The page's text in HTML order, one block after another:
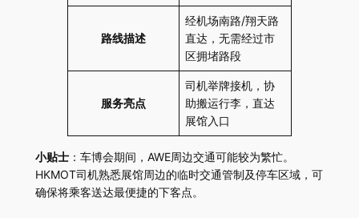
路线描述
经机场南路/翔天路
直达，无需经过市
区拥堵路段
服务亮点
司机举牌接机，协
助搬运行李，直达
展馆入口
小贴士：车博会期间，AWE周边交通可能较为繁忙。
HKMOT司机熟悉展馆周边的临时交通管制及停车区域，可
确保将乘客送达最便捷的下客点。